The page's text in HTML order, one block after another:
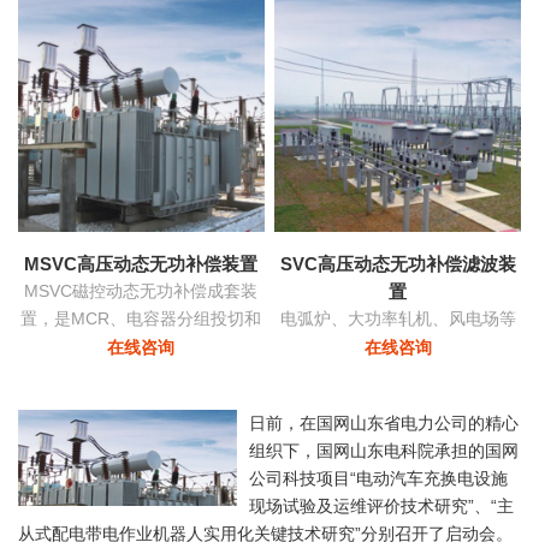
MSVC高压动态无功补偿装置
MSVC磁控动态无功补偿成套装
置，是MCR、电容器分组投切和
变压器有载调压功能为一体的无
在线咨询
SVC高压动态无功补偿滤波装
置
电弧炉、大功率轧机、风电场等
负荷由于其非线性及冲击性导致
快速响应及动态补偿的功能。
在线咨询
日前，在国网山东省电力公司的精心
组织下，国网山东电科院承担的国网
公司科技项目“电动汽车充换电设施
现场试验及运维评价技术研究”、“主
从式配电带电作业机器人实用化关键技术研究”分别召开了启动会。